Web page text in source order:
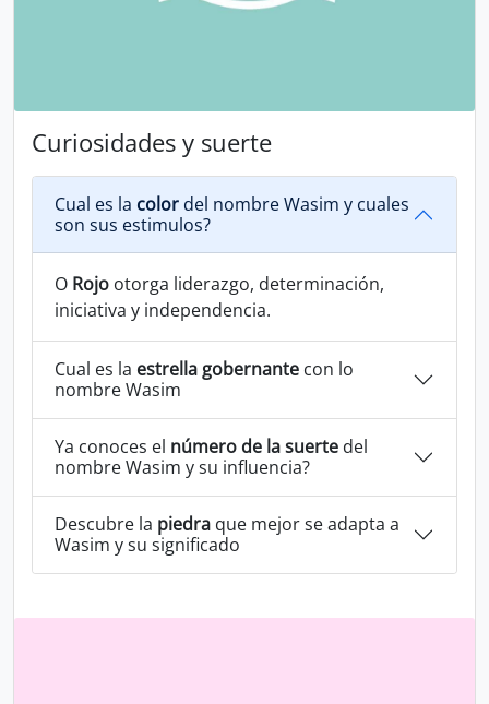
Curiosidades y suerte
Cual es la color del nombre Wasim y cuales
son sus estimulos?
O Rojo otorga liderazgo, determinación,
iniciativa y independencia.
Cual es la estrella gobernante con lo
nombre Wasim
Ya conoces el número de la suerte del
nombre Wasim y su influencia?
Descubre la piedra que mejor se adapta a
Wasim y su significado